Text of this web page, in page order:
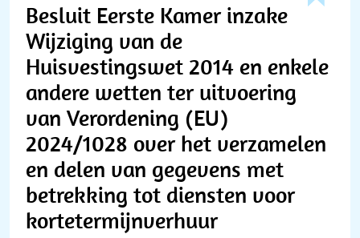
Besluit Eerste Kamer inzake
Wijziging van de
Huisvestingswet 2014 en enkele
andere wetten ter uitvoering
van Verordening (EU)
2024/1028 over het verzamelen
en delen van gegevens met
betrekking tot diensten voor
kortetermijnverhuur